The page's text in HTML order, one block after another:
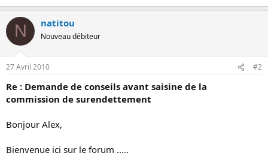
N natitou
Nouveau débiteur
27 Avril 2010 #2
Re : Demande de conseils avant saisine de la
commission de surendettement
Bonjour Alex,
Bienvenue ici sur le forum .....